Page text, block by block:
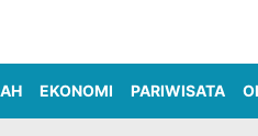
EKONOMI PARIWISATA